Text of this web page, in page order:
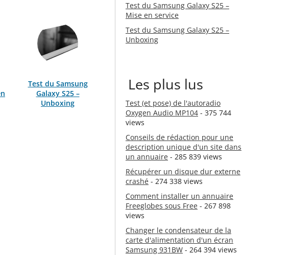
Test du Samsung
Galaxy S25 –
Unboxing
Test du Samsung Galaxy S25 –
Mise en service
Test du Samsung Galaxy S25 –
Unboxing
Les plus lus
Test (et pose) de l'autoradio
Oxygen Audio MP104 - 375 744
views
Conseils de rédaction pour une
description unique d'un site dans
un annuaire - 285 839 views
Récupérer un disque dur externe
crashé - 274 338 views
Comment installer un annuaire
Freeglobes sous Free - 267 898
views
Changer le condensateur de la
carte d'alimentation d'un écran
Samsung 931BW - 264 394 views